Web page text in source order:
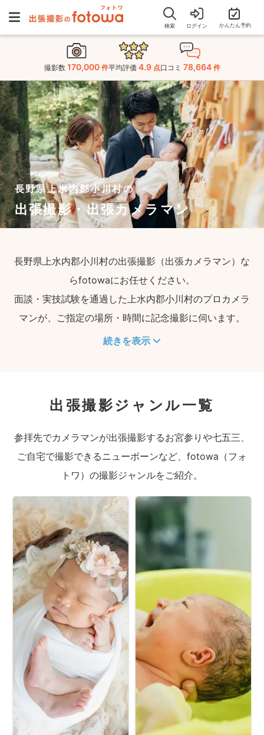
検索 ログイン かんたん予約
撮影数 170,000 件平均評価 4.9 点口コミ 78,664 件
長野県上水内郡小川村の
出張撮影・出張カメラマン
長野県上水内郡小川村の出張撮影（出張カメラマン）な
らfotowaにお任せください。
面談・実技試験を通過した上水内郡小川村のプロカメラ
マンが、ご指定の場所・時間に記念撮影に伺います。
続きを表示
出張撮影ジャンル一覧
参拝先でカメラマンが出張撮影するお宮参りや七五三、
ご自宅で撮影できるニューボーンなど、fotowa（フォ
トワ）の撮影ジャンルをご紹介。